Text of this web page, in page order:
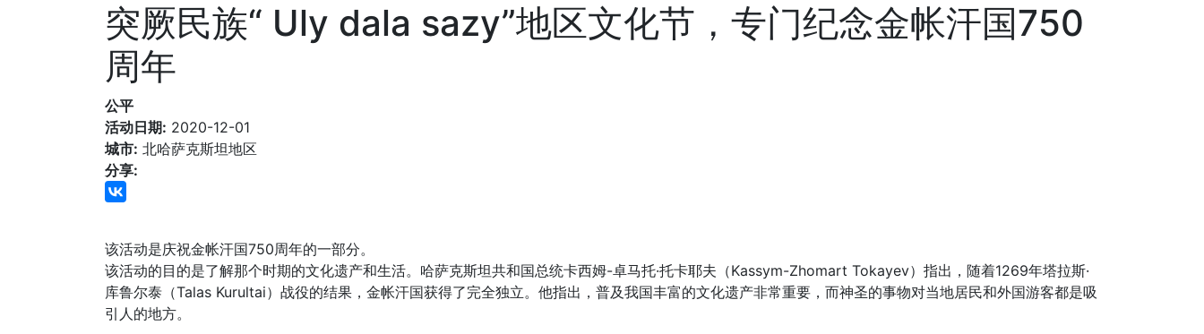
突厥民族“ Uly dala sazy”地区文化节，专门纪念金帐汗国750
周年
公平
活动日期: 2020-12-01
城市: 北哈萨克斯坦地区
分享:
该活动是庆祝金帐汗国750周年的一部分。
该活动的目的是了解那个时期的文化遗产和生活。哈萨克斯坦共和国总统卡西姆-卓马托·托卡耶夫（Kassym-Zhomart Tokayev）指出，随着1269年塔拉斯·
库鲁尔泰（Talas Kurultai）战役的结果，金帐汗国获得了完全独立。他指出，普及我国丰富的文化遗产非常重要，而神圣的事物对当地居民和外国游客都是吸
引人的地方。